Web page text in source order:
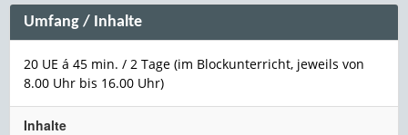
Umfang / Inhalte
20 UE á 45 min. / 2 Tage (im Blockunterricht, jeweils von
8.00 Uhr bis 16.00 Uhr)
Inhalte